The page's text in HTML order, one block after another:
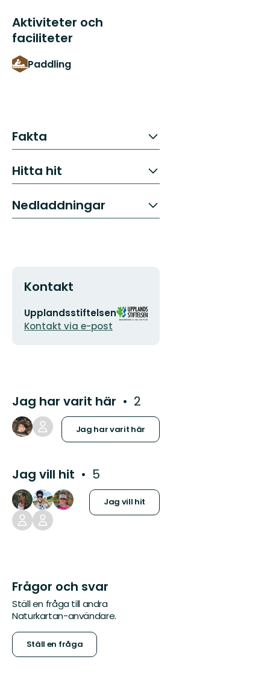
Aktiviteter och
faciliteter
Paddling
Fakta
Hitta hit
Nedladdningar
Kontakt
E-
postadress
Upplandsstiftelsen
Kontakt via e-post
Organisationens
logotyp
Jag har varit här 2
Jag har varit här
Jag vill hit 5
Jag vill hit
Frågor och svar
Ställ en fråga till andra
Naturkartan-användare.
Ställ en fråga